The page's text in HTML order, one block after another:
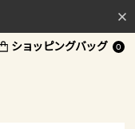
ショッピングバッグ 0